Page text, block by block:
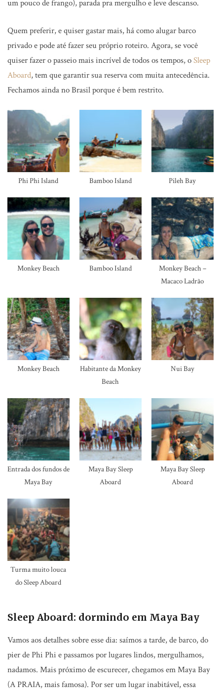
um pouco de frango), parada pra mergulho e leve descanso.
Quem preferir, e quiser gastar mais, há como alugar barco
privado e pode até fazer seu próprio roteiro. Agora, se você
quiser fazer o passeio mais incrível de todos os tempos, oSleep
Aboard, tem que garantir sua reserva com muita antecedência.
Fechamos ainda no Brasil porque é bem restrito.
Phi Phi Island Bamboo Island Pileh Bay
Monkey Beach Bamboo Island
Monkey Beach –
Macaco Ladrão
Monkey Beach
Habitante da Monkey
Beach
Nui Bay
Entrada dos fundos de
Maya Bay
Maya Bay Sleep
Aboard
Maya Bay Sleep
Aboard
Turma muito louca
do Sleep Aboard
Sleep Aboard: dormindo em Maya Bay
Vamos aos detalhes sobre esse dia: saímos a tarde, de barco, do
pier de Phi Phi e passamos por lugares lindos, mergulhamos,
nadamos. Mais próximo de escurecer, chegamos em Maya Bay
(A PRAIA, mais famosa). Por ser um lugar inabitável, essa